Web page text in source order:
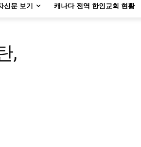
신문 보기 캐나다 전역 한인교회 현황
,